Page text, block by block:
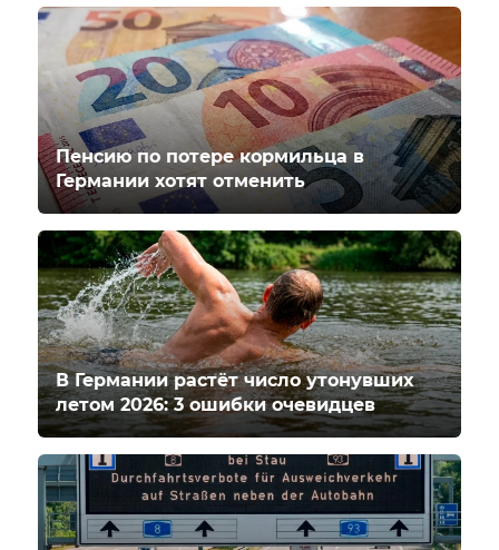
Пенсию по потере кормильца в
Германии хотят отменить
В Германии растёт число утонувших
летом 2026: 3 ошибки очевидцев